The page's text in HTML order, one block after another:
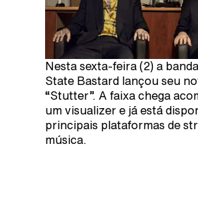
Nesta sexta-feira (2) a
State Bastard lançou seu
“Stutter”. A faixa chega
um visualizer e já está
principais plataformas de
música.